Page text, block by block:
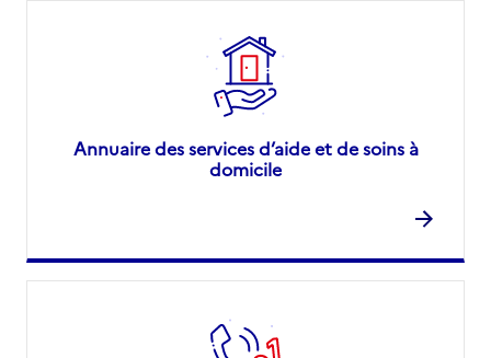
Annuaire des services d’aide et de soins à
domicile